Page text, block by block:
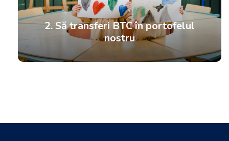
2. Să transferi BTC în portofelul
nostru